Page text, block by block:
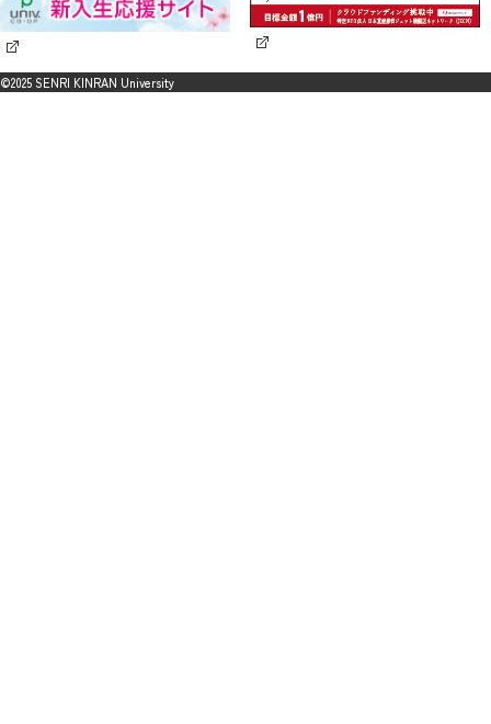
©2025 SENRI KINRAN University